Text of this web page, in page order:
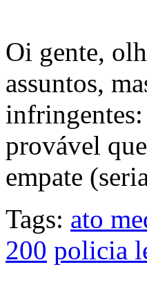
Oi gente,
assuntos,
provável
empate
Tags: ato
200 policia